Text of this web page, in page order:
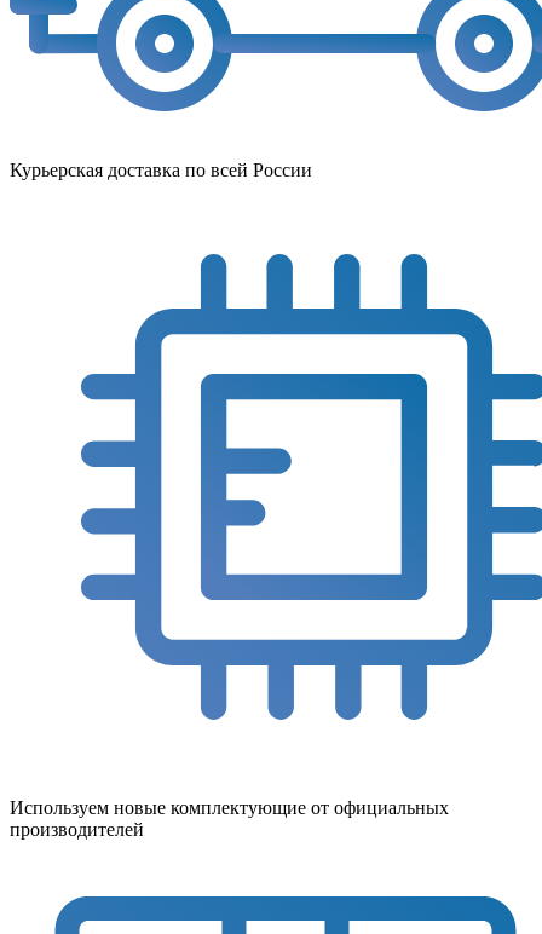
Курьерская доставка по всей России
Используем новые комплектующие от официальных
производителей